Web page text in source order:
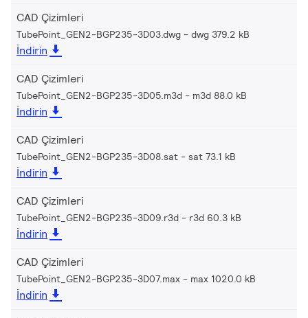
CAD Çizimleri
TubePoint_GEN2-BGP235-3D03.dwg dwg 379.2 kB
İndirin
CAD Çizimleri
TubePoint_GEN2-BGP235-3D05.m3d m3d 88.0 kB
İndirin
CAD Çizimleri
TubePoint_GEN2-BGP235-3D08.sat sat 73.1 kB
İndirin
CAD Çizimleri
TubePoint_GEN2-BGP235-3D09.r3d r3d 60.3 kB
İndirin
CAD Çizimleri
TubePoint_GEN2-BGP235-3D07.max max 1020.0 kB
İndirin